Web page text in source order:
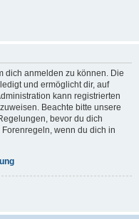
dich anmelden zu können. Die
und ermöglicht dir, auf
kann registrierten
Beachte bitte unsere
bevor du dich
wenn du dich in